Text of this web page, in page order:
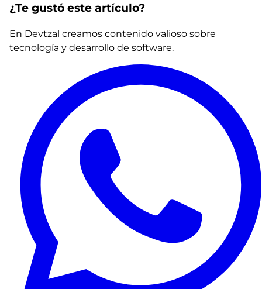
¿Te gustó este artículo?
En Devtzal creamos contenido valioso sobre
tecnología y desarrollo de software.